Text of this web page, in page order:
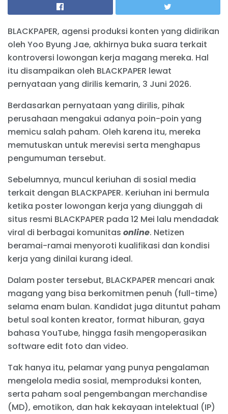
BLACKPAPER, agensi produksi konten yang didirikan
oleh Yoo Byung Jae, akhirnya buka suara terkait
kontroversi lowongan kerja magang mereka. Hal
itu disampaikan oleh BLACKPAPER lewat
pernyataan yang dirilis kemarin, 3 Juni 2026.
Berdasarkan pernyataan yang dirilis, pihak
perusahaan mengakui adanya poin-poin yang
memicu salah paham. Oleh karena itu, mereka
memutuskan untuk merevisi serta menghapus
pengumuman tersebut.
Sebelumnya, muncul keriuhan di sosial media
terkait dengan BLACKPAPER. Keriuhan ini bermula
ketika poster lowongan kerja yang diunggah di
situs resmi BLACKPAPER pada 12 Mei lalu mendadak
viral di berbagai komunitas online. Netizen
beramai-ramai menyoroti kualifikasi dan kondisi
kerja yang dinilai kurang ideal.
Dalam poster tersebut, BLACKPAPER mencari anak
magang yang bisa berkomitmen penuh (full-time)
selama enam bulan. Kandidat juga dituntut paham
betul soal konten kreator, format hiburan, gaya
bahasa YouTube, hingga fasih mengoperasikan
software edit foto dan video.
Tak hanya itu, pelamar yang punya pengalaman
mengelola media sosial, memproduksi konten,
serta paham soal pengembangan merchandise
(MD), emotikon, dan hak kekayaan intelektual (IP)